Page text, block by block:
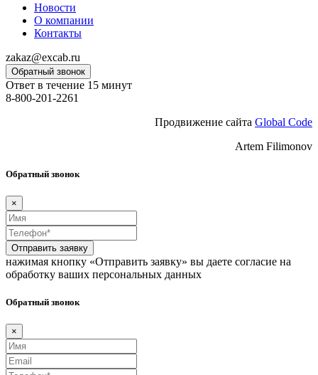
Новости
О компании
Контакты
zakaz@excab.ru
Обратный звонок
Ответ в течение 15 минут
8-800-201-2261
Продвижение сайта Global Code
Artem Filimonov
Обратный звонок
×
Отправить заявку
нажимая кнопку «Отправить заявку» вы даете согласие на
обработку ваших персональных данных
Обратный звонок
×